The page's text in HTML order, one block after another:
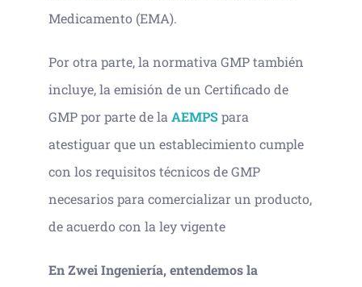
Medicamento (EMA).
Por otra parte, la normativa GMP también
incluye, la emisión de un Certificado de
GMP por parte de la AEMPSpara
atestiguar que un establecimiento cumple
con los requisitos técnicos de GMP
necesarios para comercializar un producto,
de acuerdo con la ley vigente
En Zwei Ingeniería, entendemos la